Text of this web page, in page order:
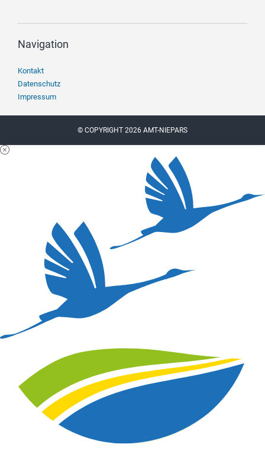
Navigation
Navigation
überspringen
Kontakt
Datenschutz
Impressum
© COPYRIGHT 2026 AMT-NIEPARS